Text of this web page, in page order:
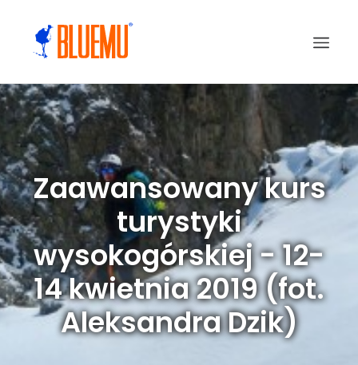
Zaawansowany kurs
turystyki
wysokogórskiej - 12-
14 kwietnia 2019 (fot.
Aleksandra Dzik)